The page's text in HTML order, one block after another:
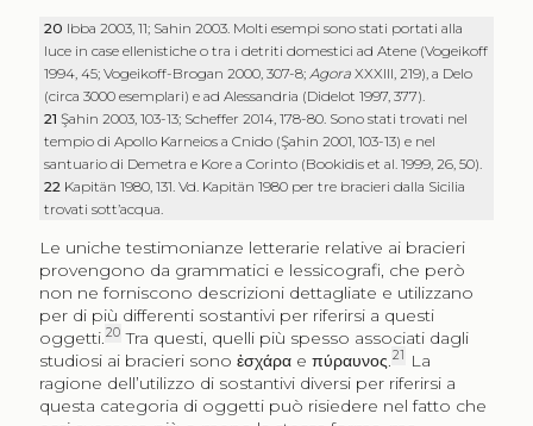
20 Ibba 2003, 11; Sahin 2003. Molti esempi sono stati portati alla
luce in case ellenistiche o tra i detriti domestici ad Atene (Vogeikoff
1994, 45; Vogeikoff-Brogan 2000, 307-8; Agora XXXIII, 219), a Delo
(circa 3000 esemplari) e ad Alessandria (Didelot 1997, 377).
21Şahin 2003, 103-13; Scheffer 2014, 178-80. Sono stati trovati nel
tempio di Apollo Karneios a Cnido (Şahin 2001, 103-13) e nel
santuario di Demetra e Kore a Corinto (Bookidis et al. 1999, 26, 50).
22 Kapitän 1980, 131. Vd. Kapitän 1980 per tre bracieri dalla Sicilia
trovati sott’acqua.
Le uniche testimonianze letterarie relative ai bracieri
provengono da grammatici e lessicografi, che però
non ne forniscono descrizioni dettagliate e utilizzano
per di più differenti sostantivi per riferirsi a questi
oggetti.20 Tra questi, quelli più spesso associati dagli
studiosi ai bracieri sono ἐσχάραe πύραυνος.21
La
ragione dell’utilizzo di sostantivi diversi per riferirsi a
questa categoria di oggetti può risiedere nel fatto che